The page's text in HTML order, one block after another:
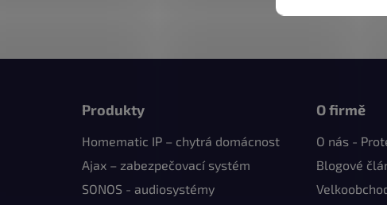
Produkty
Homematic IP – chytrá domácnost
Ajax – zabezpečovací systém
SONOS - audiosystémy
O firmě
O nás -
Blogové